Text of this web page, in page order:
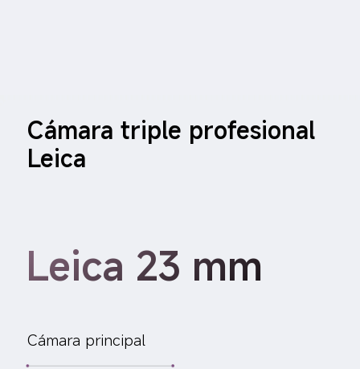
Cámara triple profesional
Leica
Leica 23 mm
Cámara principal